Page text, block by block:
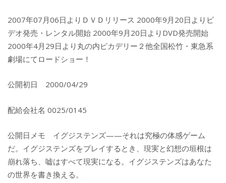
2007年07月06日よりＤＶＤリリース 2000年9月20日よりビ
デオ発売・レンタル開始 2000年9月20日よりDVD発売開始
2000年4月29日より丸の内ピカデリー２他全国松竹・東急系
劇場にてロードショー！
公開初日 2000/04/29
配給会社名 0025/0145
公開日メモ イグジステンズ——それは究極の体感ゲーム
だ。イグジステンズをプレイするとき、現実と幻想の垣根は
崩れ落ち、嘘はすべて現実になる。イグジステンズはあなた
の世界を書き換える。